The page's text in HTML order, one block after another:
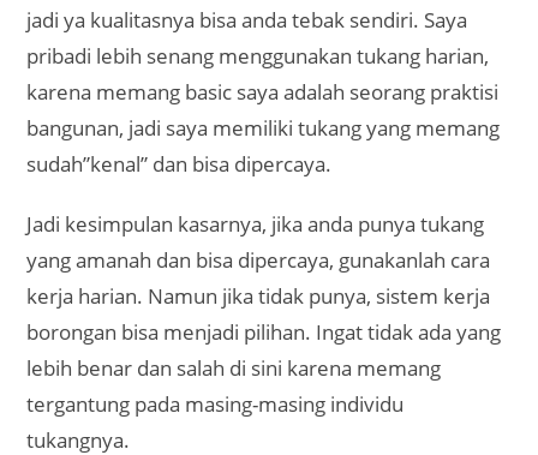
jadi ya kualitasnya bisa anda tebak sendiri. Saya
pribadi lebih senang menggunakan tukang harian,
karena memang basic saya adalah seorang praktisi
bangunan, jadi saya memiliki tukang yang memang
sudah”kenal” dan bisa dipercaya.
Jadi kesimpulan kasarnya, jika anda punya tukang
yang amanah dan bisa dipercaya, gunakanlah cara
kerja harian. Namun jika tidak punya, sistem kerja
borongan bisa menjadi pilihan. Ingat tidak ada yang
lebih benar dan salah di sini karena memang
tergantung pada masing-masing individu
tukangnya.